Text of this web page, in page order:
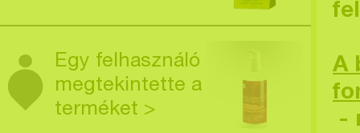
Egy felhasználó
megtekintette a
terméket >
A
-